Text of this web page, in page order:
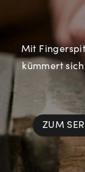
Mit
kümmert
ZUM